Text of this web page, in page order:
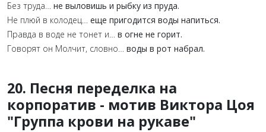
Без труда… не выловишь и рыбку из пруда.
Не плюй в колодец… еще пригодится воды напиться.
Правда в воде не тонет и… в огне не горит.
Говорят он Молчит, словно… воды в рот набрал.
20. Песня переделка на
корпоратив - мотив Виктора Цоя
"Группа крови на рукаве"